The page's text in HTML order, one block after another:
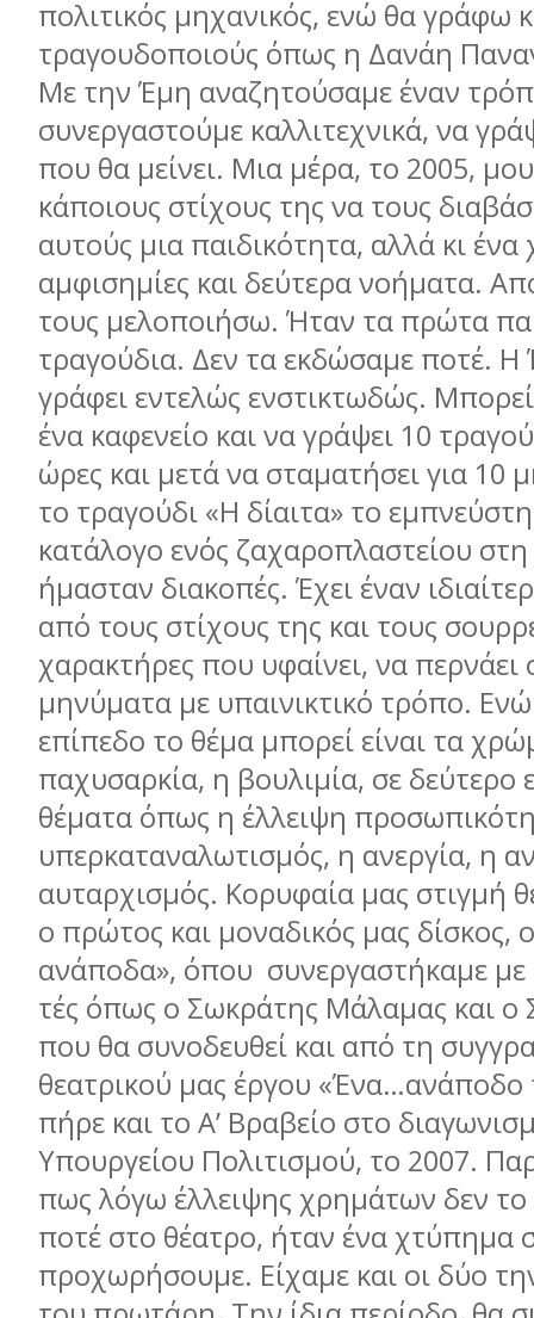
πολιτικός µηχανικός, ενώ θα γράφω
τραγουδοποιούς όπως η Δανάη
Με την Έµη αναζητούσαµε έναν
συνεργαστούµε καλλιτεχνικά, να
που θα µείνει. Μια µέρα, το 2005,
κάποιους στίχους της να τους
αυτούς µια παιδικότητα, αλλά κι ένα
αµφισηµίες και δεύτερα νοήµατα.
τους µελοποιήσω. Ήταν τα πρώτα
τραγούδια. Δεν τα εκδώσαµε ποτέ. Η
γράφει εντελώς ενστικτωδώς.
ένα καφενείο και να γράψει 10
ώρες και µετά να σταµατήσει για 10
το τραγούδι «Η δίαιτα» το
κατάλογο ενός ζαχαροπλαστείου
ήµασταν διακοπές. Έχει έναν
από τους στίχους της και τους
χαρακτήρες που υφαίνει, να περνάει
µηνύµατα µε υπαινικτικό τρόπο.
επίπεδο το θέµα µπορεί είναι τα
παχυσαρκία, η βουλιµία, σε δεύτερο
θέµατα όπως η έλλειψη
υπερκαταναλωτισµός, η ανεργία, η
αυταρχισµός. Κορυφαία µας στιγµή
ο πρώτος και µοναδικός µας δίσκος,
ανάποδα», όπου συνεργαστήκαµε µε
τές όπως ο Σωκράτης Μάλαµας και ο
που θα συνοδευθεί και από τη
θεατρικού µας έργου «Ένα…ανάποδο
πήρε και το Α’ Βραβείο στο
Υπουργείου Πολιτισµού, το 2007.
πως λόγω έλλειψης χρηµάτων δεν
ποτέ στο θέατρο, ήταν ένα χτύπηµα
προχωρήσουµε. Είχαµε και οι δύο